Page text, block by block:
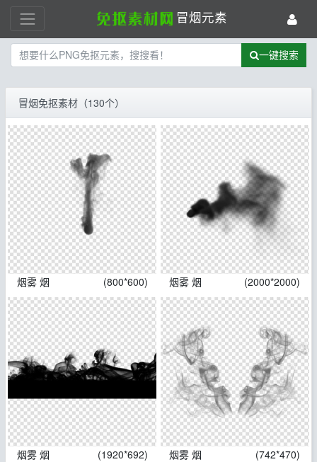
冒烟元素
一键搜索
冒烟免抠素材（130个）
烟雾 烟 (800*600) 烟雾 烟 (2000*2000)
烟雾 烟 (1920*692) 烟雾 烟 (742*470)